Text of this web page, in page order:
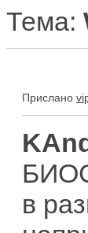
Тема:
Прислано
в